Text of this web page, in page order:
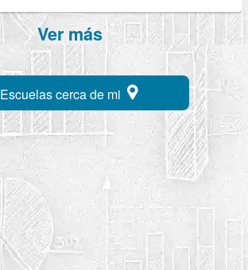
Ver más
Escuelas cerca de mi